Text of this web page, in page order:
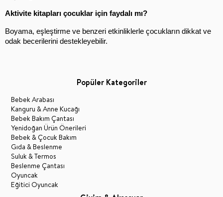
Aktivite kitapları çocuklar için faydalı mı?
Boyama, eşleştirme ve benzeri etkinliklerle çocukların dikkat ve
odak becerilerini destekleyebilir.
Popüler Kategoriler
Bebek Arabası
Kanguru & Anne Kucağı
Bebek Bakım Çantası
Yenidoğan Ürün Önerileri
Bebek & Çocuk Bakım
Gıda & Beslenme
Suluk & Termos
Beslenme Çantası
Oyuncak
Eğitici Oyuncak